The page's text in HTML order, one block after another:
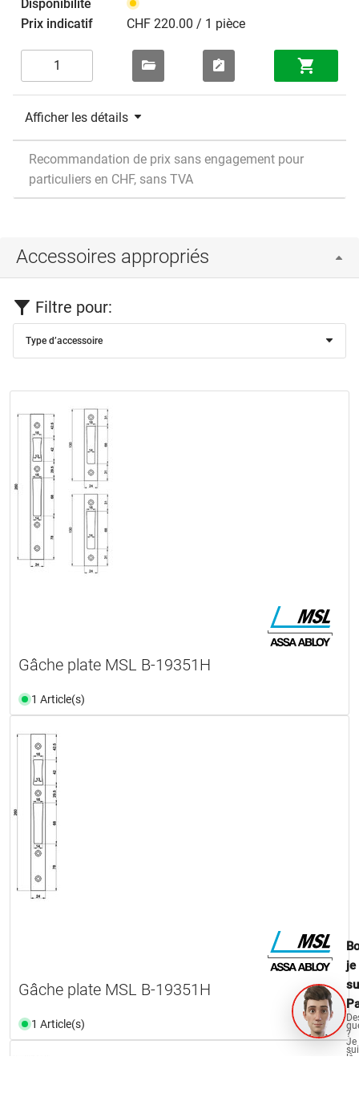
CHF 220.00 / 1 pièce
Afficher les détails
Recommandation de prix sans engagement pour
particuliers en CHF, sans TVA
Accessoires appropriés
Filtre pour:
Type d’accessoire
Gâche plate MSL B-19351H
1 Article(s)
Gâche plate MSL B-19351H
1 Article(s)
je
?
Je
là